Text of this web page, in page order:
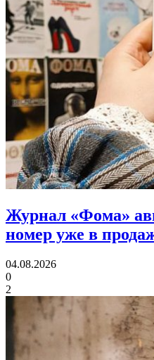
Журнал «Фома»
номер уже в
04.08.2026
0
2